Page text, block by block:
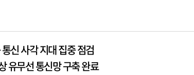
신 사각 지대 집중 점검
유무선 통신망 구축 완료